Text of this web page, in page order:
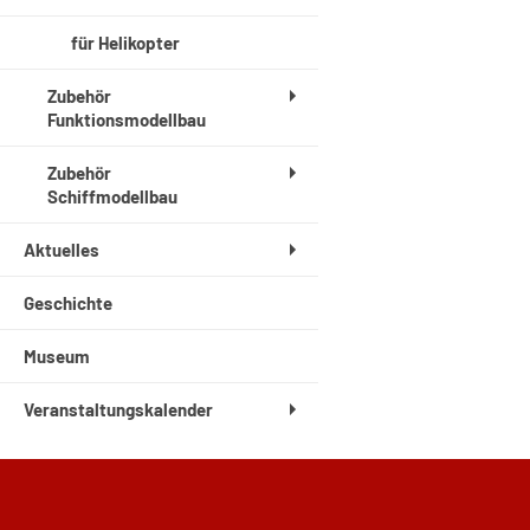
für Helikopter
Zubehör
Funktionsmodellbau
Zubehör
Schiffmodellbau
Aktuelles
Geschichte
Museum
Veranstaltungskalender